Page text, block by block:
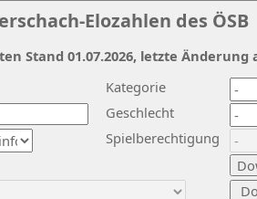
Elozahlen des ÖSB
Kategorie
Geschlecht
Spielberechtigung
Stand 01.07.2026, letzte